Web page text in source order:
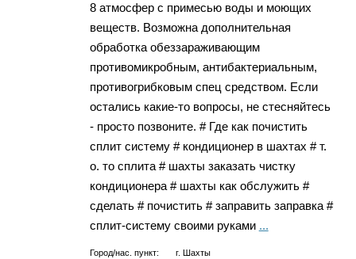
8 атмосфер с примесью воды и моющих
веществ. Возможна дополнительная
обработка обеззараживающим
противомикробным, антибактериальным,
противогрибковым спец средством. Если
остались какие-то вопросы, не стесняйтесь
- просто позвоните. # Где как почистить
сплит систему # кондиционер в шахтах # т.
о. то сплита # шахты заказать чистку
кондиционера # шахты как обслужить #
сделать # почистить # заправить заправка #
сплит-систему своими руками ...
Город/нас. пункт: г. Шахты